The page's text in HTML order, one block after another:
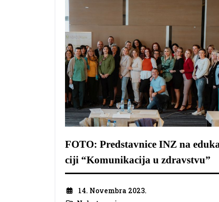
FOTO: Predstavnice INZ na
ciji “Komunikacija u zdravstvu”
14. Novembra 2023.